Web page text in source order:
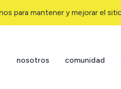
para mantener y mejorar el
nosotros comunidad